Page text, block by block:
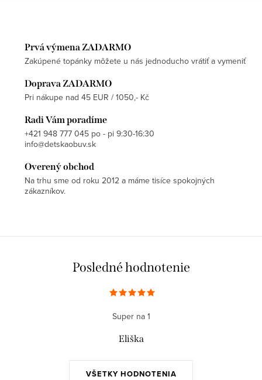
Prvá výmena ZADARMO
Zakúpené topánky môžete u nás jednoducho vrátiť a vymeniť
Doprava ZADARMO
Pri nákupe nad 45 EUR / 1050,- Kč
Radi Vám poradíme
+421 948 777 045 po - pi 9:30-16:30
info@detskaobuv.sk
Overený obchod
Na trhu sme od roku 2012 a máme tisíce spokojných
zákazníkov.
Posledné hodnotenie
VŠETKY HODNOTENIA
Super na 1
Eliška